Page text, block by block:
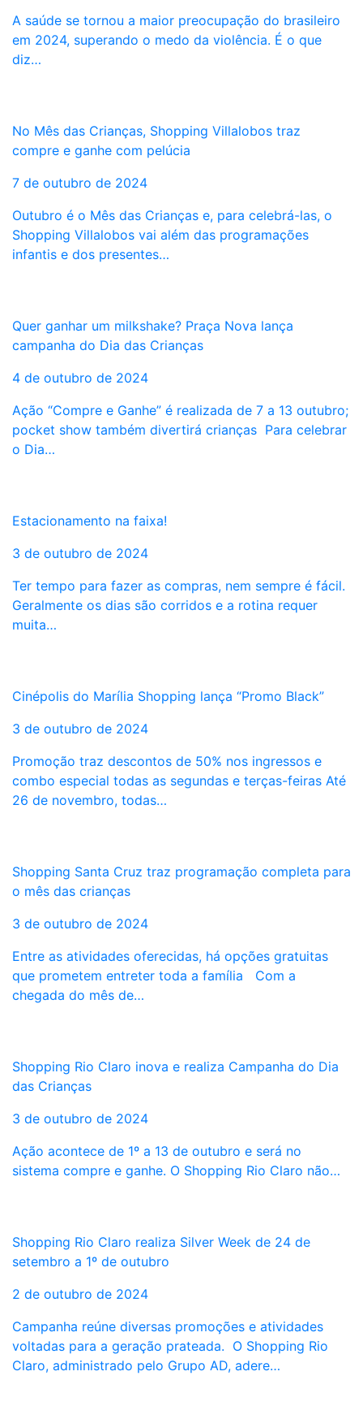
A saúde se tornou a maior preocupação do brasileiro
em 2024, superando o medo da violência. É o que
diz…
No Mês das Crianças, Shopping Villalobos traz
compre e ganhe com pelúcia
7 de outubro de 2024
Outubro é o Mês das Crianças e, para celebrá-las, o
Shopping Villalobos vai além das programações
infantis e dos presentes…
Quer ganhar um milkshake? Praça Nova lança
campanha do Dia das Crianças
4 de outubro de 2024
Ação “Compre e Ganhe” é realizada de 7 a 13 outubro;
pocket show também divertirá crianças Para celebrar
o Dia…
Estacionamento na faixa!
3 de outubro de 2024
Ter tempo para fazer as compras, nem sempre é fácil.
Geralmente os dias são corridos e a rotina requer
muita…
Cinépolis do Marília Shopping lança “Promo Black”
3 de outubro de 2024
Promoção traz descontos de 50% nos ingressos e
combo especial todas as segundas e terças-feiras Até
26 de novembro, todas…
Shopping Santa Cruz traz programação completa para
o mês das crianças
3 de outubro de 2024
Entre as atividades oferecidas, há opções gratuitas
que prometem entreter toda a família Com a
chegada do mês de…
Shopping Rio Claro inova e realiza Campanha do Dia
das Crianças
3 de outubro de 2024
Ação acontece de 1º a 13 de outubro e será no
sistema compre e ganhe. O Shopping Rio Claro não…
Shopping Rio Claro realiza Silver Week de 24 de
setembro a 1º de outubro
2 de outubro de 2024
Campanha reúne diversas promoções e atividades
voltadas para a geração prateada. O Shopping Rio
Claro, administrado pelo Grupo AD, adere…